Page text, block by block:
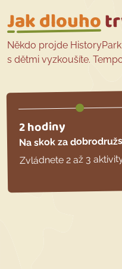
Jak dlouho
Někdo projde
s dětmi vyzkoušíte.
2 hodiny
Na skok za
Zvládnete 2 až 3